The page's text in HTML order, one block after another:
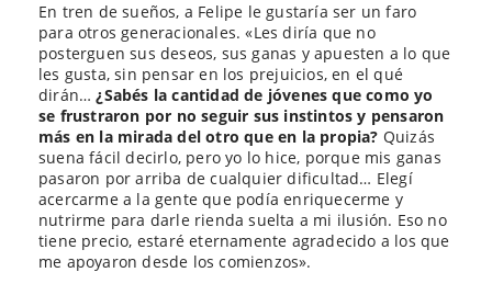
En tren de sueños, a Felipe le gustaría ser un faro
para otros generacionales. «Les diría que no
posterguen sus deseos, sus ganas y apuesten a lo que
les gusta, sin pensar en los prejuicios, en el qué
dirán…¿Sabés la cantidad de jóvenes que como yo
se frustraron por no seguir sus instintos y pensaron
más en la mirada del otro que en la propia? Quizás
suena fácil decirlo, pero yo lo hice, porque mis ganas
pasaron por arriba de cualquier dificultad… Elegí
acercarme a la gente que podía enriquecerme y
nutrirme para darle rienda suelta a mi ilusión. Eso no
tiene precio, estaré eternamente agradecido a los que
me apoyaron desde los comienzos».